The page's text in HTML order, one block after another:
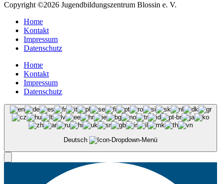
Copyright ©2026 Jugendbildungszentrum Blossin e. V.
Home
Kontakt
Impressum
Datenschutz
Home
Kontakt
Impressum
Datenschutz
Deutsch